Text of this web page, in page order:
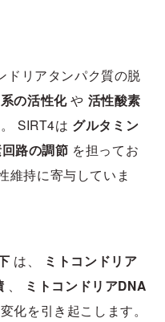
ドリアタンパク質の脱
の活性化や 活性酸素
SIRT4は グルタミン
路の調節 を担ってお
維持に寄与していま
は、
ミトコンドリア
ミトコンドリアDNA
化を引き起こします。